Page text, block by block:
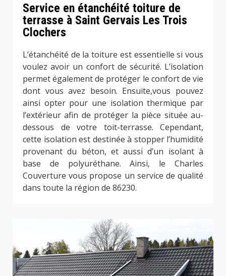
Service en étanchéité toiture de
terrasse à Saint Gervais Les Trois
Clochers
L’étanchéité de la toiture est essentielle si vous
voulez avoir un confort de sécurité. L’isolation
permet également de protéger le confort de vie
dont vous avez besoin. Ensuite,vous pouvez
ainsi opter pour une isolation thermique par
l’extérieur afin de protéger la pièce située au-
dessous de votre toit-terrasse. Cependant,
cette isolation est destinée à stopper l’humidité
provenant du béton, et aussi d’un isolant à
base de polyuréthane. Ainsi, le Charles
Couverture vous propose un service de qualité
dans toute la région de 86230.